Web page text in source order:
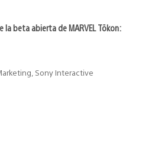
beta abierta de MARVEL Tōkon:
Sony Interactive